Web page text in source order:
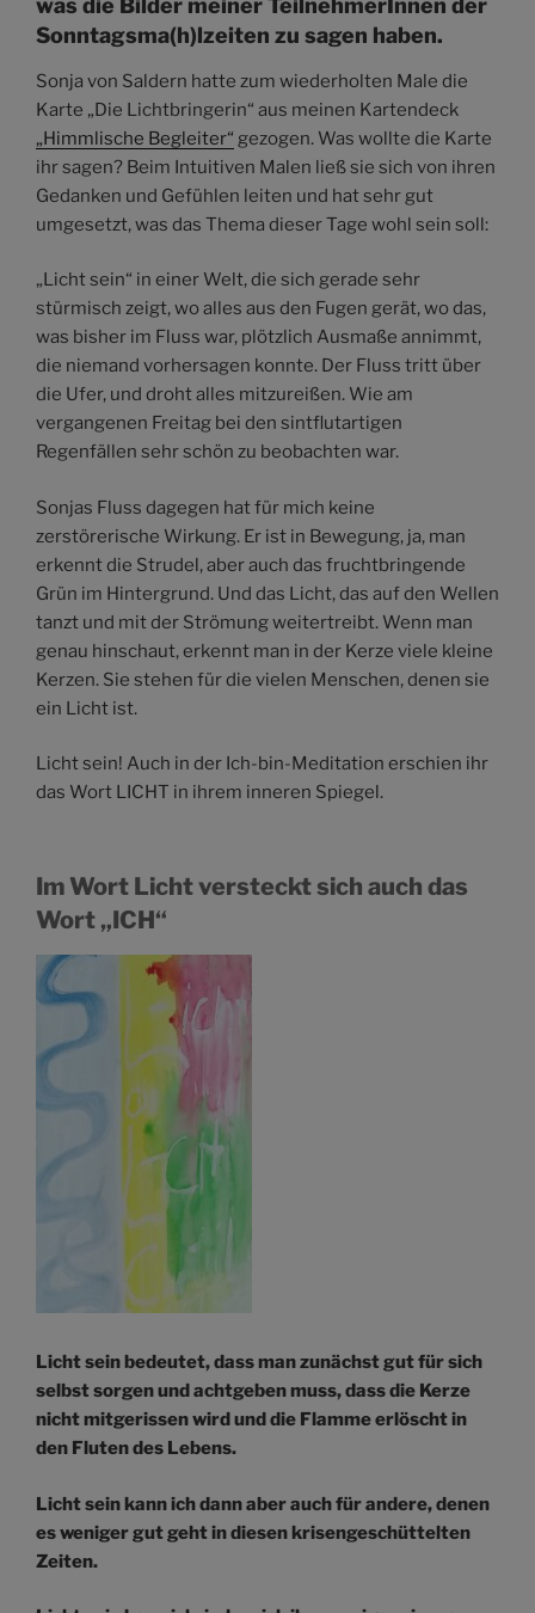
was die Bilder meiner TeilnehmerInnen der
Sonntagsma(h)lzeiten zu sagen haben.
Sonja von Saldern hatte zum wiederholten Male die
Karte „Die Lichtbringerin“ aus meinen Kartendeck
„Himmlische Begleiter“ gezogen. Was wollte die Karte
ihr sagen? Beim Intuitiven Malen ließ sie sich von ihren
Gedanken und Gefühlen leiten und hat sehr gut
umgesetzt, was das Thema dieser Tage wohl sein soll:
„Licht sein“ in einer Welt, die sich gerade sehr
stürmisch zeigt, wo alles aus den Fugen gerät, wo das,
was bisher im Fluss war, plötzlich Ausmaße annimmt,
die niemand vorhersagen konnte. Der Fluss tritt über
die Ufer, und droht alles mitzureißen. Wie am
vergangenen Freitag bei den sintflutartigen
Regenfällen sehr schön zu beobachten war.
Sonjas Fluss dagegen hat für mich keine
zerstörerische Wirkung. Er ist in Bewegung, ja, man
erkennt die Strudel, aber auch das fruchtbringende
Grün im Hintergrund. Und das Licht, das auf den Wellen
tanzt und mit der Strömung weitertreibt. Wenn man
genau hinschaut, erkennt man in der Kerze viele kleine
Kerzen. Sie stehen für die vielen Menschen, denen sie
ein Licht ist.
Licht sein! Auch in der Ich-bin-Meditation erschien ihr
das Wort LICHT in ihrem inneren Spiegel.
Im Wort Licht versteckt sich auch das
Wort „ICH“
Licht sein bedeutet, dass man zunächst gut für sich
selbst sorgen und achtgeben muss, dass die Kerze
nicht mitgerissen wird und die Flamme erlöscht in
den Fluten des Lebens.
Licht sein kann ich dann aber auch für andere, denen
es weniger gut geht in diesen krisengeschüttelten
Zeiten.